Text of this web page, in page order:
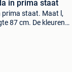
in prima staat
prima staat. Maat l,
87 cm. De kleuren